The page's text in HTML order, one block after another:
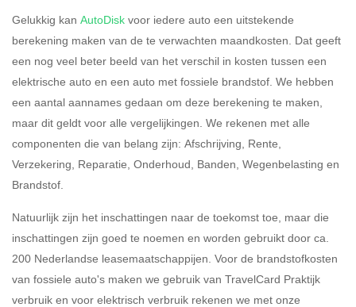
Rijdt u meer dan 500
kilometer privé?
Ja Nee
Belastingspercentage
37,07% (Belastbaar tot €
69.399,- )
Eigen bijdrage
Gelukkig kan AutoDisk voor iedere auto een uitstekende
berekening maken van de te verwachten maandkosten. Dat geeft
een nog veel beter beeld van het verschil in kosten tussen een
elektrische auto en een auto met fossiele brandstof. We hebben
een aantal aannames gedaan om deze berekening te maken,
maar dit geldt voor alle vergelijkingen. We rekenen met alle
componenten die van belang zijn: Afschrijving, Rente,
Verzekering, Reparatie, Onderhoud, Banden, Wegenbelasting en
Brandstof.
Natuurlijk zijn het inschattingen naar de toekomst toe, maar die
inschattingen zijn goed te noemen en worden gebruikt door ca.
200 Nederlandse leasemaatschappijen. Voor de brandstofkosten
van fossiele auto's maken we gebruik van TravelCard Praktijk
verbruik en voor elektrisch verbruik rekenen we met onze